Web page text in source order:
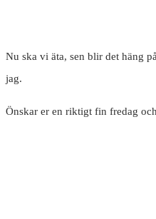
Nu ska vi äta, sen blir det häng
jag.
Önskar er en riktigt fin fredag